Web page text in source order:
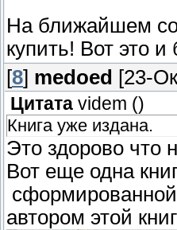
На ближайшем
купить! Вот это
[8] medoed [23-
Цитата videm ()
Книга уже издана.
Это здорово что
Вот еще одна
автором этой